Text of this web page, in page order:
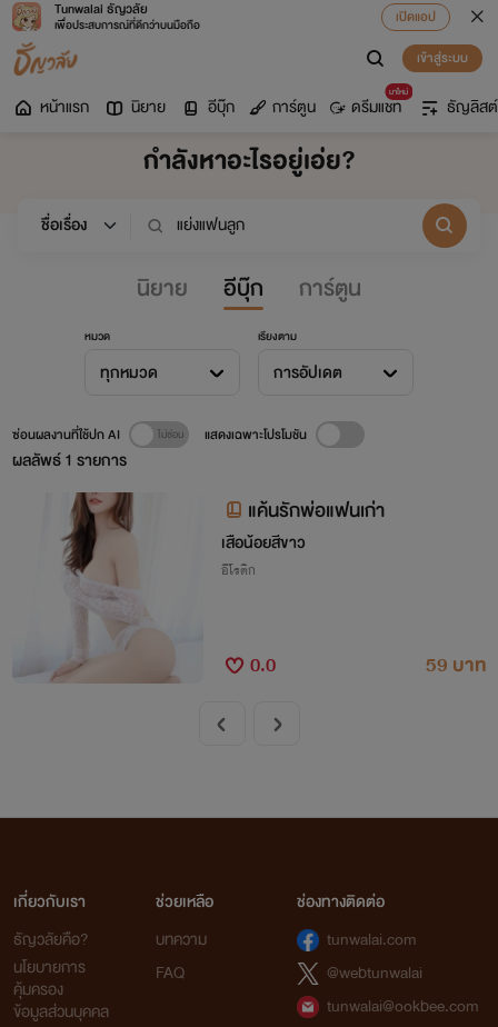
Tunwalai ธัญวลัย
เพื่อประสบการณ์ที่ดีกว่าบนมือถือ
เปิดแอป
เข้าสู่ระบบ
หน้าแรก นิยาย อีบุ๊ก การ์ตูน
มาใหม่
ดรีมแชท ธัญลิสต์
กำลังหาอะไรอยู่เอ่ย?
นิยาย อีบุ๊ก การ์ตูน
หมวด
ทุกหมวด
เรียงตาม
การอัปเดต
ผลลัพธ์1 รายการ
ซ่อนผลงานที่ใช้ปก AI แสดงเฉพาะโปรโมชัน
แค้นรักพ่อแฟนเก่า
เสือน้อยสีขาว
อีโรติก
0.0 59 บาท
เกี่ยวกับเรา
ธัญวลัยคือ?
นโยบายการ
คุ้มครอง
ข้อมูลส่วนบุคคล
ช่วยเหลือ
บทความ
FAQ
ช่องทางติดต่อ
tunwalai.com
@webtunwalai
tunwalai@ookbee.com